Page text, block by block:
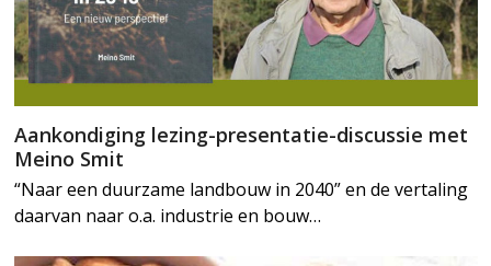
Aankondiging lezing-presentatie-discussie met
Meino Smit
“Naar een duurzame landbouw in 2040” en de vertaling
daarvan naar o.a. industrie en bouw…